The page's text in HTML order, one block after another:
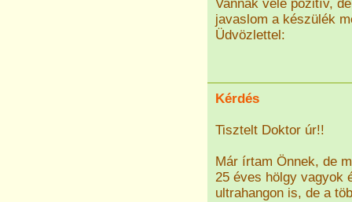
Vannak vele pozitív,
javaslom a készülék
Üdvözlettel:
Kérdés
Tisztelt Doktor úr!!
Már írtam Önnek, de
25 éves hölgy vagyok
ultrahangon is, de a